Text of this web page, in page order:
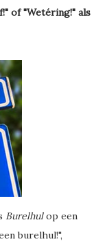
of "Wetéring!" als
Burelhulop een
burelhul!",